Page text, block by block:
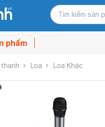
phẩm
Loa Loa Khác